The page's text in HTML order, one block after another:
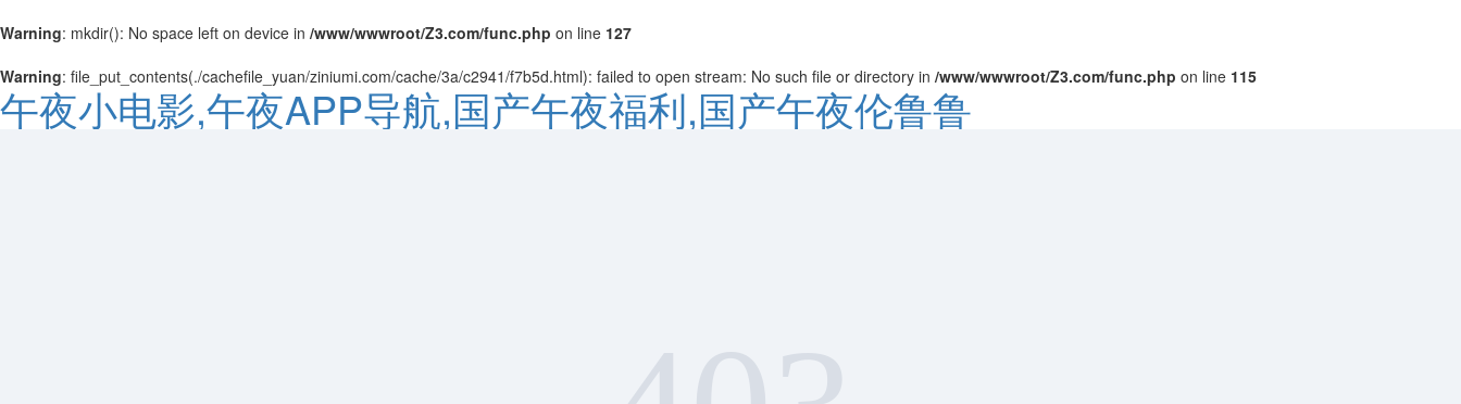
Warning: mkdir(): No space left on device in /www/wwwroot/Z3.com/func.php on line 127
Warning: file_put_contents(./cachefile_yuan/ziniumi.com/cache/3a/c2941/f7b5d.html): failed to open stream: No such file or directory in /www/wwwroot/Z3.com/func.php on line 115
午夜小电影,午夜APP导航,国产午夜福利,国产午夜伦鲁鲁